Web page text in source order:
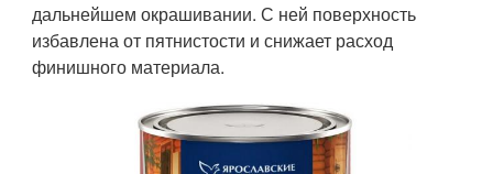
дальнейшем окрашивании. С ней поверхность
избавлена от пятнистости и снижает расход
финишного материала.